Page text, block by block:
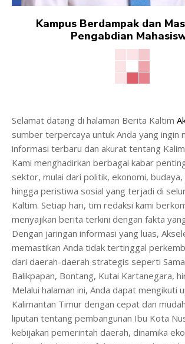
Kampus Berdampak dan
Pengabdian
Selamat datang di halaman Berita Kaltim
sumber terpercaya untuk Anda yang ingin
informasi terbaru dan akurat tentang
Kami menghadirkan berbagai kabar
sektor, mulai dari politik, ekonomi, budaya,
hingga peristiwa sosial yang terjadi di
Kaltim. Setiap hari, tim redaksi kami
menyajikan berita terkini dengan fakta
Dengan jaringan informasi yang luas,
memastikan Anda tidak tertinggal
dari daerah-daerah strategis seperti
Balikpapan, Bontang, Kutai Kartanegara,
Melalui halaman ini, Anda dapat mengikuti
Kalimantan Timur dengan cepat dan
liputan tentang pembangunan Ibu Kota
kebijakan pemerintah daerah, dinamika